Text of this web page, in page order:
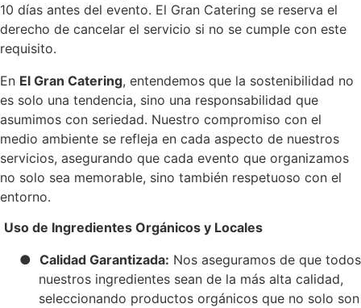
10 días antes del evento. El Gran Catering se reserva el
derecho de cancelar el servicio si no se cumple con este
requisito.
En El Gran Catering, entendemos que la sostenibilidad no
es solo una tendencia, sino una responsabilidad que
asumimos con seriedad. Nuestro compromiso con el
medio ambiente se refleja en cada aspecto de nuestros
servicios, asegurando que cada evento que organizamos
no solo sea memorable, sino también respetuoso con el
entorno.
Uso de Ingredientes Orgánicos y Locales
● Calidad Garantizada: Nos aseguramos de que todos
nuestros ingredientes sean de la más alta calidad,
seleccionando productos orgánicos que no solo son